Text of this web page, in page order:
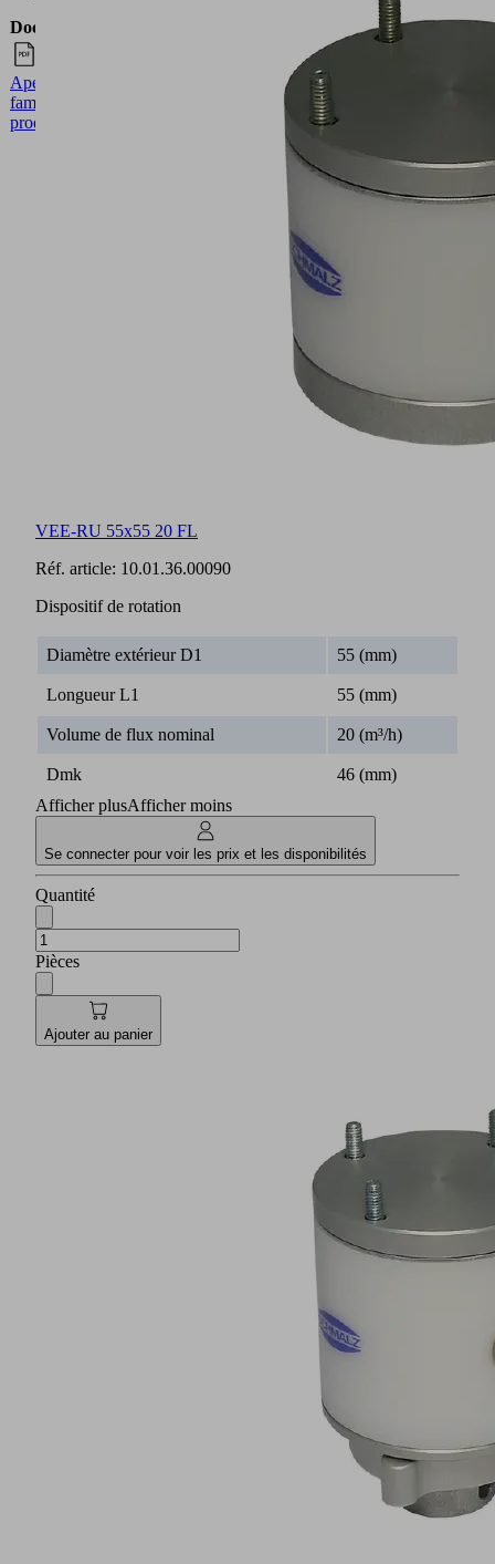
Documents
Aperçu de
famille de
produits
VEE-RU 55x55 20 FL
Réf. article: 10.01.36.00090
Dispositif de rotation
Diamètre extérieur D1 55 (mm)
Longueur L1 55 (mm)
Volume de flux nominal 20 (m³/h)
Dmk
46 (mm)
Afficher plusAfficher moins
Se connecter pour voir les prix et les disponibilités
Quantité
Pièces
Ajouter au panier